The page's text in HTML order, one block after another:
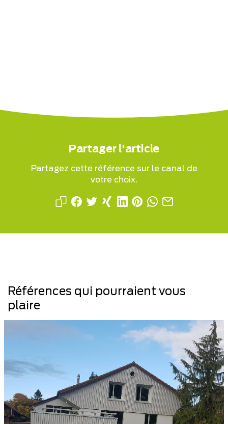
Partager l'article
Partagez cette référence sur le canal de
votre choix.
Références qui pourraient vous
plaire